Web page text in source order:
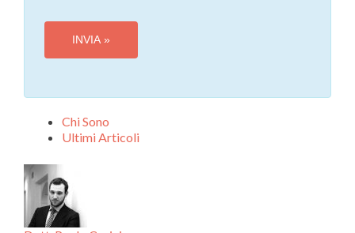
Chi Sono
Ultimi Articoli